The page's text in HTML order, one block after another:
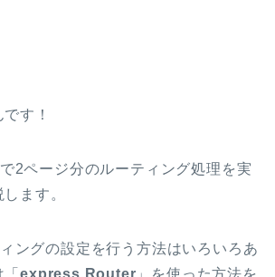
す！
2ページ分のルーティング処理を実
ます。
ングの設定を行う方法はいろいろあ